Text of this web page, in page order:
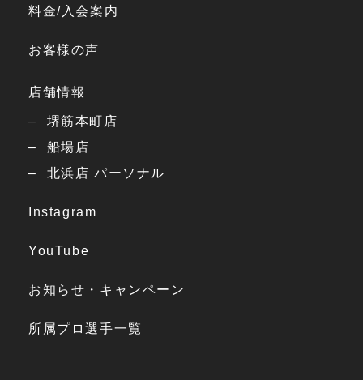
料金/入会案内
お客様の声
店舗情報
堺筋本町店
船場店
北浜店 パーソナル
Instagram
YouTube
お知らせ・キャンペーン
所属プロ選手一覧